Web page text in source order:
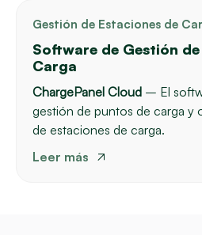
Gestión de Estaciones de
Software de Gestión
Carga
ChargePanel Cloud – El
gestión de puntos de carga y
de estaciones de carga.
Leer más